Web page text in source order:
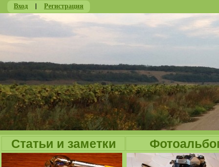
Вход | Регистрация
Статьи и заметки